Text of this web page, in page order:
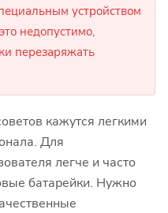
устройством
недопустимо,
перезаряжать
кажутся легкими
Для
легче и часто
батарейки. Нужно